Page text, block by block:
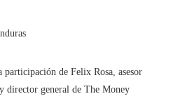
participación de Felix Rosa, asesor
director general de The Money